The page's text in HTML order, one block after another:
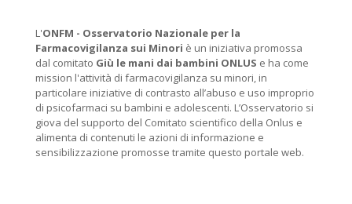
L'ONFM - Osservatorio Nazionale per la
Farmacovigilanza sui Minori è un iniziativa promossa
dal comitato Giù le mani dai bambini ONLUS e ha come
mission l'attività di farmacovigilanza su minori, in
particolare iniziative di contrasto all’abuso e uso improprio
di psicofarmaci su bambini e adolescenti. L’Osservatorio si
giova del supporto del Comitato scientifico della Onlus e
alimenta di contenuti le azioni di informazione e
sensibilizzazione promosse tramite questo portale web.